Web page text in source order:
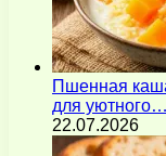
Пшенная
для уютного…
22.07.2026